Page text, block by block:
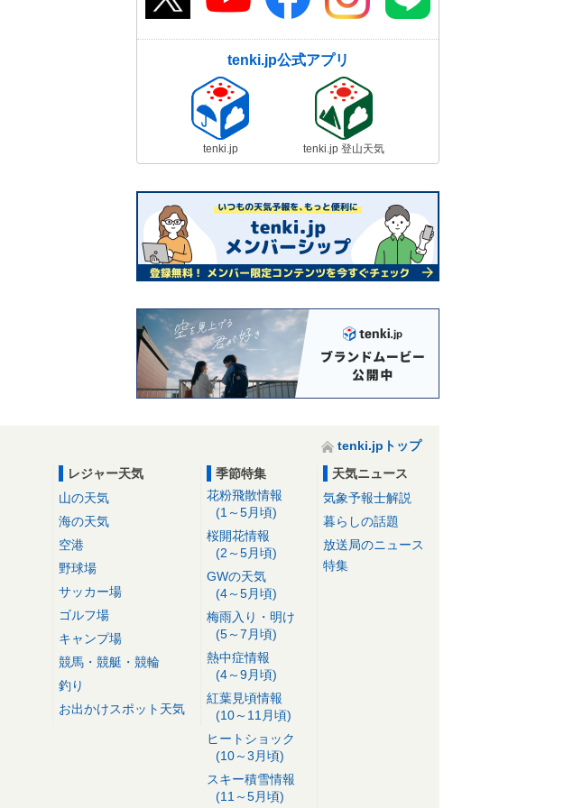
tenki.jp公式アプリ
tenki.jp tenki.jp 登山天気
tenki.jpトップ
レジャー天気
山の天気
海の天気
空港
野球場
サッカー場
ゴルフ場
キャンプ場
競馬・競艇・競輪
釣り
お出かけスポット天気
季節特集
花粉飛散情報
(1～5月頃)
桜開花情報
(2～5月頃)
GWの天気
(4～5月頃)
梅雨入り・明け
(5～7月頃)
熱中症情報
(4～9月頃)
紅葉見頃情報
(10～11月頃)
ヒートショック
(10～3月頃)
スキー積雪情報
(11～5月頃)
天気ニュース
気象予報士解説
暮らしの話題
放送局のニュース
特集